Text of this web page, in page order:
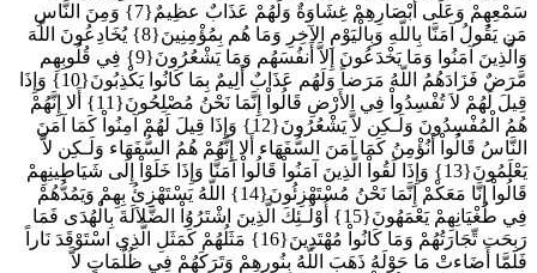
سَمْعِهِمْ وَعَلَى أَبْصَارِهِمْ غِشَاوَةٌ وَلَهُمْ عَذَابٌ عظِيمٌ{7} وَمِنَ النَّاسِ
مَن يَقُولُ آمَنَّا بِاللّهِ وَبِالْيَوْمِ الآخِرِ وَمَا هُم بِمُؤْمِنِينَ{8} يُخَادِعُونَ اللّهَ
وَالَّذِينَ آمَنُوا وَمَا يَخْدَعُونَ إِلاَّ أَنفُسَهُم وَمَا يَشْعُرُونَ{9} فِي قُلُوبِهِم
مَّرَضٌ فَزَادَهُمُ اللّهُ مَرَضاً وَلَهُم عَذَابٌ أَلِيمٌ بِمَا كَانُوا يَكْذِبُونَ{10} وَإِذَا
قِيلَ لَهُمْ لاَ تُفْسِدُواْ فِي الأَرْضِ قَالُواْ إِنَّمَا نَحْنُ مُصْلِحُونَ{11} أَلا إِنَّهُمْ
هُمُ الْمُفْسِدُونَ وَلَـكِن لاَّ يَشْعُرُونَ{12} وَإِذَا قِيلَ لَهُمْ آمِنُواْ كَمَا آمَنَ
النَّاسُ قَالُواْ أَنُؤْمِنُ كَمَا آمَنَ السُّفَهَاء أَلا إِنَّهُمْ هُمُ السُّفَهَاء وَلَـكِن لاَّ
يَعْلَمُونَ{13} وَإِذَا لَقُواْ الَّذِينَ آمَنُواْ قَالُواْ آمَنَّا وَإِذَا خَلَوْاْ إِلَى شَيَاطِينِهِمْ
قَالُواْ إِنَّا مَعَكْمْ إِنَّمَا نَحْنُ مُسْتَهْزِئُونَ{14} اللّهُ يَسْتَهْزِئُ بِهِمْ وَيَمُدُّهُمْ
فِي طُغْيَانِهِمْ يَعْمَهُونَ{15} أُوْلَـئِكَ الَّذِينَ اشْتَرُوُاْ الضَّلاَلَةَ بِالْهُدَى فَمَا
رَبِحَت تِّجَارَتُهُمْ وَمَا كَانُواْ مُهْتَدِينَ{16} مَثَلُهُمْ كَمَثَلِ الَّذِي اسْتَوْقَدَ نَاراً
فَلَمَّا أَضَاءتْ مَا حَوْلَهُ ذَهَبَ اللّهُ بِنُورِهِمْ وَتَرَكَهُمْ فِي ظُلُمَاتٍ لاَّ